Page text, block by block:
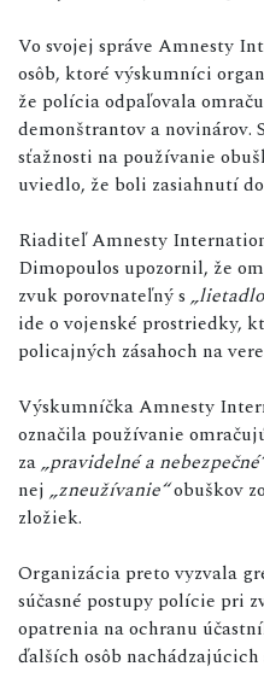
Vo svojej správe Amnesty
osôb, ktoré výskumníci
že polícia odpaľovala
demonštrantov a novinárov.
sťažnosti na používanie
uviedlo, že boli zasiahnutí
Riaditeľ Amnesty
Dimopoulos upozornil, že
zvuk porovnateľný s
ide o vojenské prostriedky,
policajných zásahoch na
Výskumníčka Amnesty
označila používanie
za „pravidelné a
nej „zneužívanie“obuškov
zložiek.
Organizácia preto vyzvala
súčasné postupy polície pri
opatrenia na ochranu
ďalších osôb